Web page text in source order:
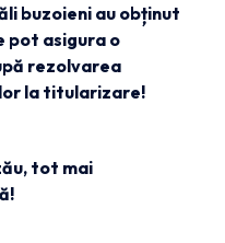
buzoieni au obținut
pot asigura o
rezolvarea
la titularizare!
tot mai